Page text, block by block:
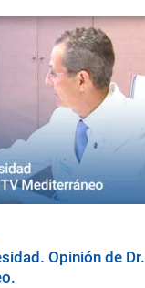
Opinión de Dr.